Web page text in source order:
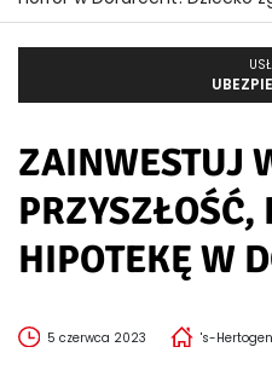
ZAINWESTUJ
PRZYSZŁOŚĆ,
HIPOTEKĘ W
5 czerwca 2023 's-